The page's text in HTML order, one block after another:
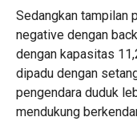
Sedangkan tampilan
negative dengan
dengan kapasitas
dipadu dengan
pengendara duduk
mendukung